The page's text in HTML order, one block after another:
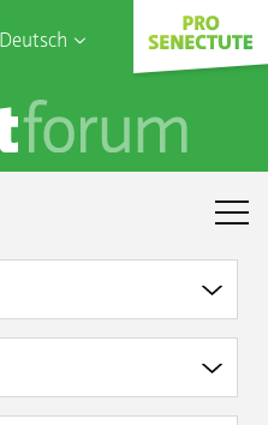
Deutsch
English
Français